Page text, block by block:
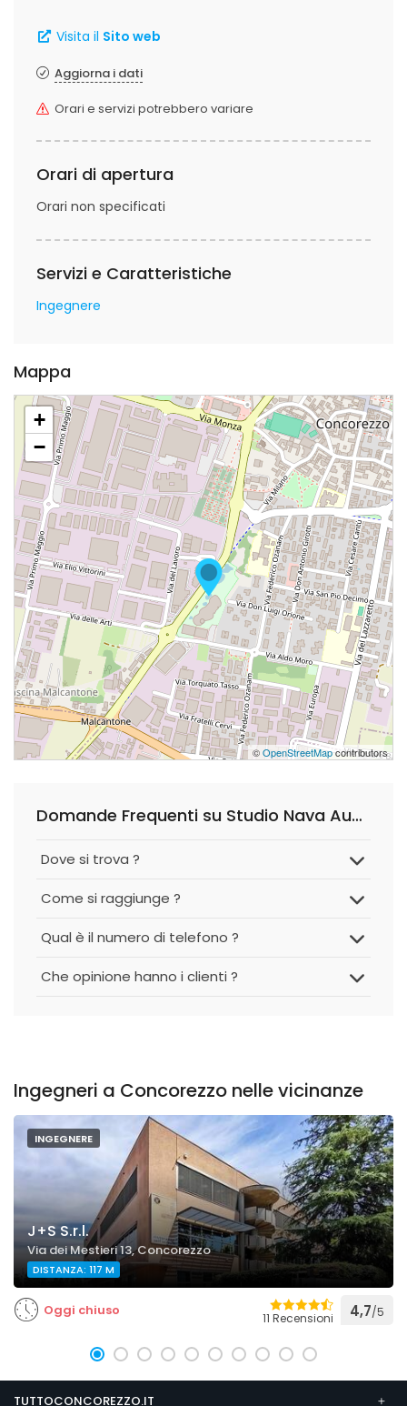
Visita il Sito web
Aggiorna i dati
Orari e servizi potrebbero variare
Orari di apertura
Orari non specificati
Servizi e Caratteristiche
Ingegnere
Mappa
+
−
©OpenStreetMapcontributors
Domande Frequenti su Studio Nava Aueei S.r.l.
Dove si trova ?
Come si raggiunge ?
Qual è il numero di telefono ?
Che opinione hanno i clienti ?
Ingegneri a Concorezzo nelle vicinanze
INGEGNERE
J+S S.r.l.
Via dei Mestieri 13, Concorezzo
DISTANZA: 117 M
Oggi chiuso 11 Recensioni 4,7/5
TUTTOCONCOREZZO.IT